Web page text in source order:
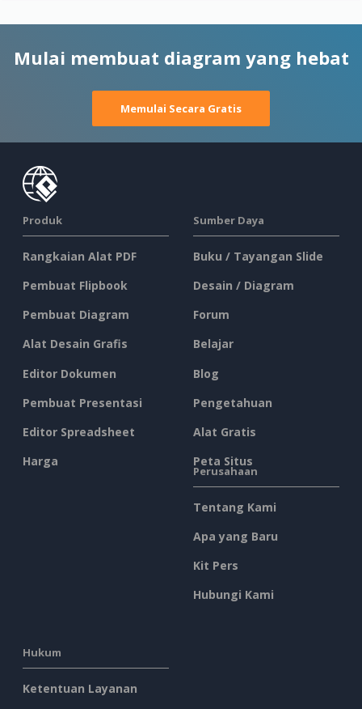
Mulai membuat diagram yang hebat
Memulai Secara Gratis
Produk
Rangkaian Alat PDF
Pembuat Flipbook
Pembuat Diagram
Alat Desain Grafis
Editor Dokumen
Pembuat Presentasi
Editor Spreadsheet
Harga
Sumber Daya
Buku / Tayangan Slide
Desain / Diagram
Forum
Belajar
Blog
Pengetahuan
Alat Gratis
Peta Situs
Perusahaan
Tentang Kami
Apa yang Baru
Kit Pers
Hubungi Kami
Hukum
Ketentuan Layanan